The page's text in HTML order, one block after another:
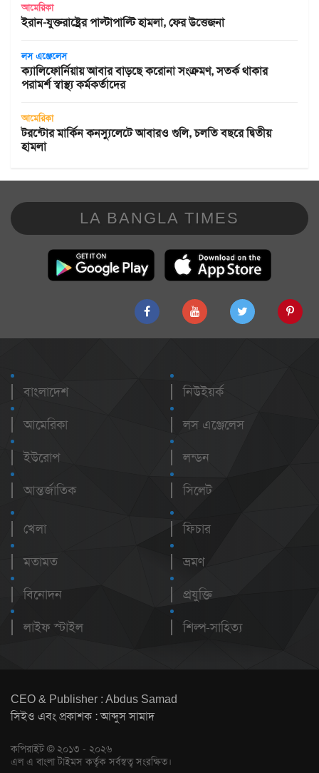
আমেরিকা
ইরান-যুক্তরাষ্ট্রের পাল্টাপাল্টি হামলা, ফের উত্তেজনা
লস এঞ্জেলেস
ক্যালিফোর্নিয়ায় আবার বাড়ছে করোনা সংক্রমণ, সতর্ক থাকার
পরামর্শ স্বাস্থ্য কর্মকর্তাদের
আমেরিকা
টরন্টোর মার্কিন কনস্যুলেটে আবারও গুলি, চলতি বছরে দ্বিতীয়
হামলা
LA BANGLA TIMES
বাংলাদেশ
আমেরিকা
ইউরোপ
আন্তর্জাতিক
নিউইয়র্ক
লস এঞ্জেলেস
লন্ডন
সিলেট
খেলা
মতামত
বিনোদন
লাইফ স্টাইল
ফিচার
ভ্রমণ
প্রযুক্তি
শিল্প-সাহিত্য
CEO & Publisher : Abdus Samad
সিইও এবং প্রকাশক : আব্দুস সামাদ
কপিরাইট © ২০১৩ - ২০২৬
এল এ বাংলা টাইমস কর্তৃক সর্বস্বত্ব সংরক্ষিত।